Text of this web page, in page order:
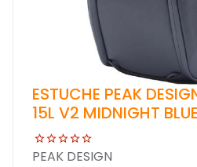
ESTUCHE PEAK
15L V2 MIDNIGHT
PEAK DESIGN